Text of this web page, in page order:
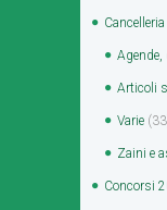
Cancelleria
Agende,
Articoli
Varie
Zaini e
Concorsi